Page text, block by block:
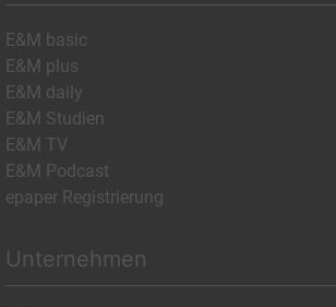
E&M basic
E&M plus
E&M daily
E&M Studien
E&M TV
E&M Podcast
epaper Registrierung
Unternehmen